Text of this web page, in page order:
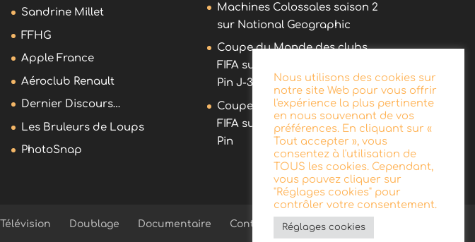
Sandrine Millet
FFHG
Apple France
Aéroclub Renault
Dernier Discours…
Les Bruleurs de Loups
PhotoSnap
Machines Colossales saison 2
sur National Geographic
Coupe du Monde des clubs
FIFA sur DAZN avec Olivier
Pin J-30 !
Coupe du Monde des clubs
FIFA sur DAZN avec Olivier
Pin
Télévision Doublage Documentaire
Contact
Nous utilisons des cookies sur
notre site Web pour vous offrir
l'expérience la plus pertinente
en nous souvenant de vos
préférences. En cliquant sur «
Tout accepter », vous
consentez à l'utilisation de
TOUS les cookies. Cependant,
vous pouvez cliquer sur
"Réglages cookies" pour
contrôler votre consentement.
Réglages cookies